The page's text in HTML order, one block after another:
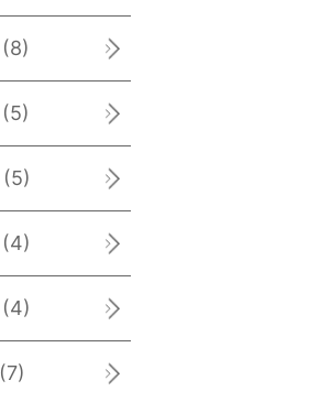
(8)
(5)
(5)
(4)
(4)
(7)